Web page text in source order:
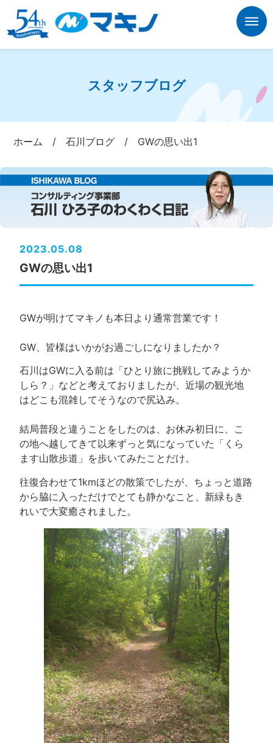
スタッフブログ
ホーム /石川ブログ / GWの思い出1
2023.05.08
GWの思い出1
GWが明けてマキノも本日より通常営業です！
GW、皆様はいかがお過ごしになりましたか？
石川はGWに入る前は「ひとり旅に挑戦してみようか
しら？」などと考えておりましたが、近場の観光地
はどこも混雑してそうなので尻込み。
結局普段と違うことをしたのは、お休み初日に、こ
の地へ越してきて以来ずっと気になっていた「くら
ます山散歩道」を歩いてみたことだけ。
往復合わせて1kmほどの散策でしたが、ちょっと道路
から脇に入っただけでとても静かなこと、新緑もき
れいで大変癒されました。